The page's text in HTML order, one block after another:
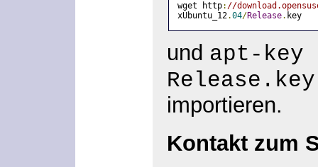
wget http: //
xUbuntu_12.04/Release. key
und apt-key
Release.key
importieren.
Kontakt zum